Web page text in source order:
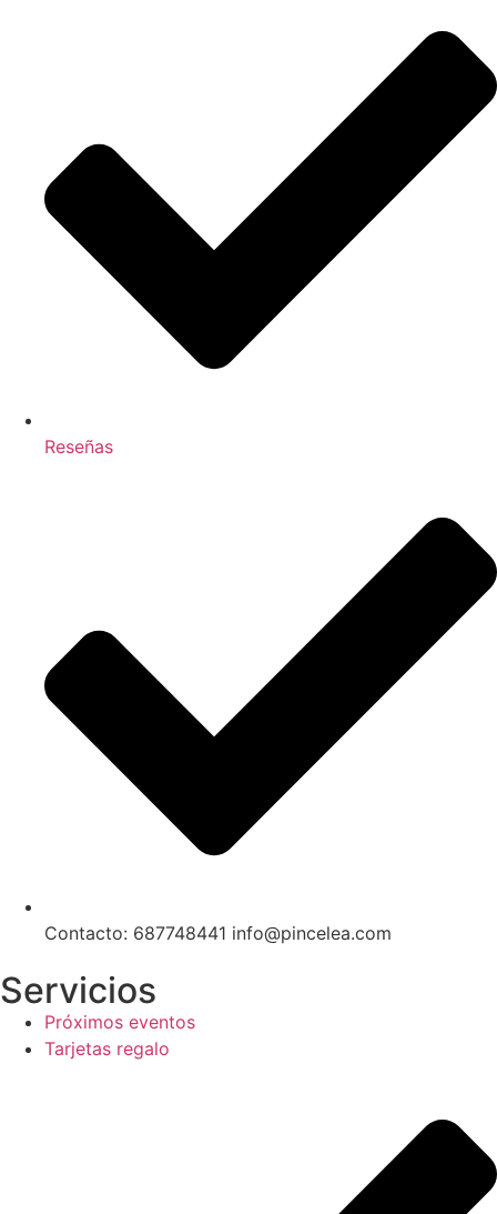
Reseñas
Contacto: 687748441 info@pincelea.com
Servicios
Próximos eventos
Tarjetas regalo